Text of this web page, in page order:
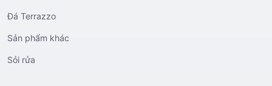
Đá Terrazzo
Sản phẩm khác
Sỏi rửa